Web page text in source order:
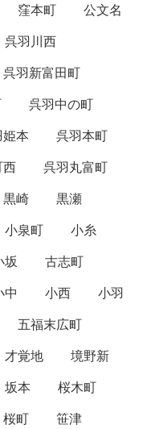
窪本町
公文名
呉羽川西
呉羽新富田町
呉羽中の町
本
呉羽本町
西
呉羽丸富町
黒崎
黒瀬
小泉町
小糸
坂
古志町
中 小西
小羽
五福末広町
才覚地
境野新
坂本
桜木町
桜町
笹津